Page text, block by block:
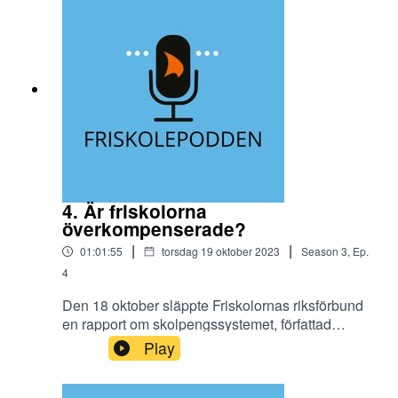
skolpengen på ett transparent sätt. Här intervjuas
hon av Ulla Hamilton, vd på Friskolornas
4. Är friskolorna
överkompenserade?
01:01:55 | torsdag 19 oktober 2023 | Season 3, Ep.
4
Den 18 oktober släppte Friskolornas riksförbund
en rapport om skolpengssystemet, författad
av Mikaela Valtersson.Vi har i rapporten Är
friskolorna överkompenserade tittat närmare på
skolpengsbesluten i 32 kommuner, vilka
Play